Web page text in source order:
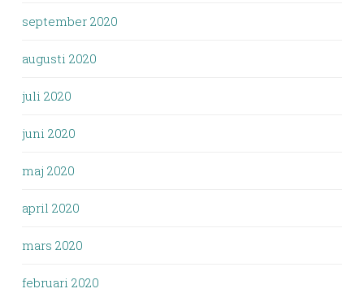
september 2020
augusti 2020
juli 2020
juni 2020
maj 2020
april 2020
mars 2020
februari 2020